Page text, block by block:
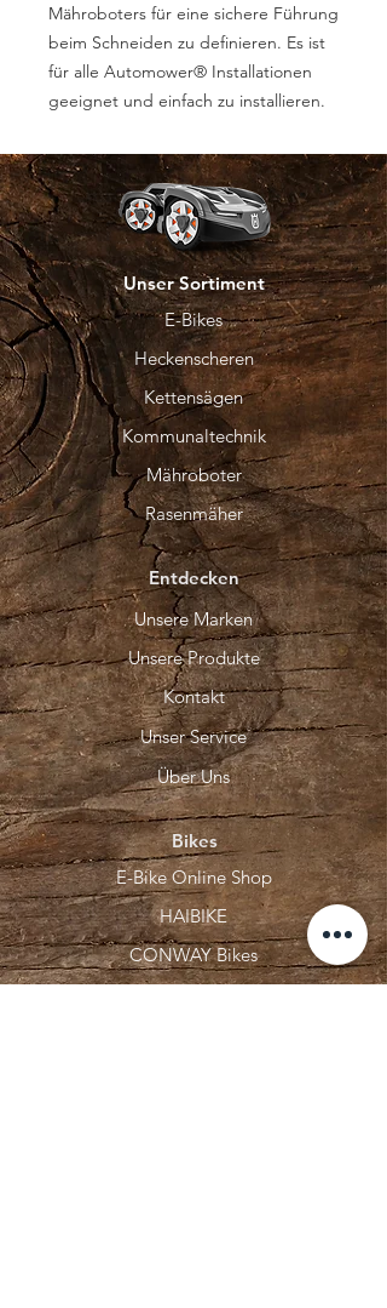
Mähroboters für eine sichere Führung
beim Schneiden zu definieren. Es ist
für alle Automower® Installationen
geeignet und einfach zu installieren.
Unser Sortiment
E-Bikes
Heckenscheren
Kettensägen
Kommunaltechnik
Mähroboter
Rasenmäher
Entdecken
Unsere Marken
Unsere Produkte
Kontakt
Unser Service
Über Uns
Bikes
E-Bike Online Shop
HAIBIKE
CONWAY Bikes